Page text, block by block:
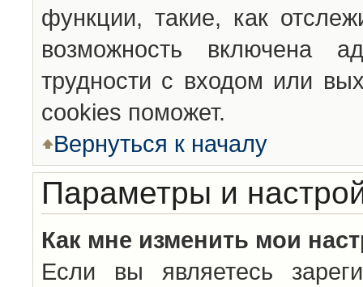
функции, такие, как
возможность включена
трудности с входом или
cookies поможет.
Вернуться к началу
Параметры и
Как мне изменить мои
Если вы являетесь